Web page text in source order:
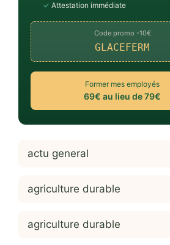
✓ Attestation immédiate
Code promo -10€
GLACEFERM
Former mes employés
69€ au lieu de 79€
actu general
agriculture durable
agriculture durable